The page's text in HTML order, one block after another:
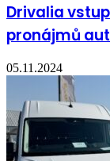
Drivalia
pronájmů aut
05.11.2024